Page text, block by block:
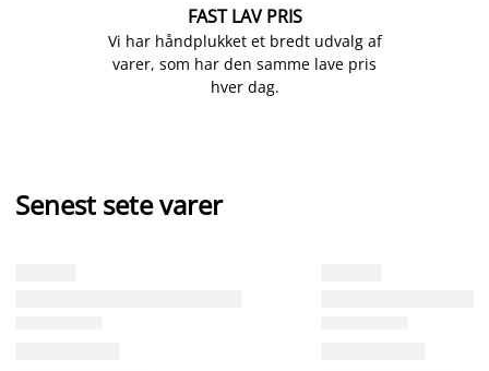
FAST LAV PRIS
Vi har håndplukket et bredt udvalg af
varer, som har den samme lave pris
hver dag.
Senest sete varer